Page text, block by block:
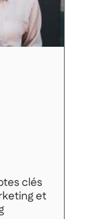
clés
et